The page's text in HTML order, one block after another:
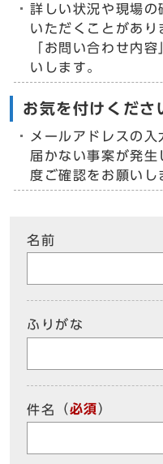
詳しい状況や現場の
いただくことがあり
「お問い合わせ内
いします。
お気を付けくださ
メールアドレスの
届かない事案が発
度ご確認をお願いし
名前
ふりがな
件名 （必須）